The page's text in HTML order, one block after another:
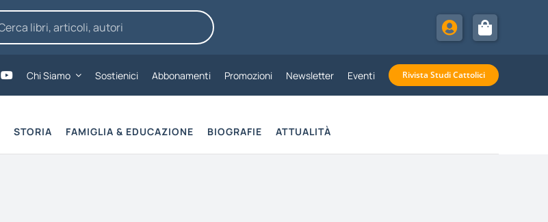
Chi Siamo Sostienici Abbonamenti Promozioni Newsletter Eventi Rivista Studi Cattolici
STORIA FAMIGLIA & EDUCAZIONE BIOGRAFIE ATTUALITÀ